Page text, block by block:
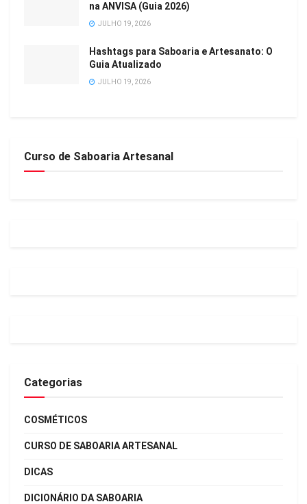
na ANVISA (Guia 2026)
JULHO 19, 2026
Hashtags para Saboaria e Artesanato: O
Guia Atualizado
JULHO 19, 2026
Curso de Saboaria Artesanal
Categorias
COSMÉTICOS
CURSO DE SABOARIA ARTESANAL
DICAS
DICIONÁRIO DA SABOARIA